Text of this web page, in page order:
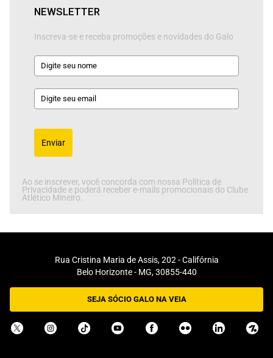
NEWSLETTER
Inscreva-se e receba promoções e novidades do Galo
Enviar
Ao se inscrever, você concorda com nossa Política de
Privacidade e poderá receber e-mails promocionais do Clube
Atlético Mineiro.
Rua Cristina Maria de Assis, 202 - Califórnia
Belo Horizonte - MG, 30855-440
SEJA SÓCIO GALO NA VEIA